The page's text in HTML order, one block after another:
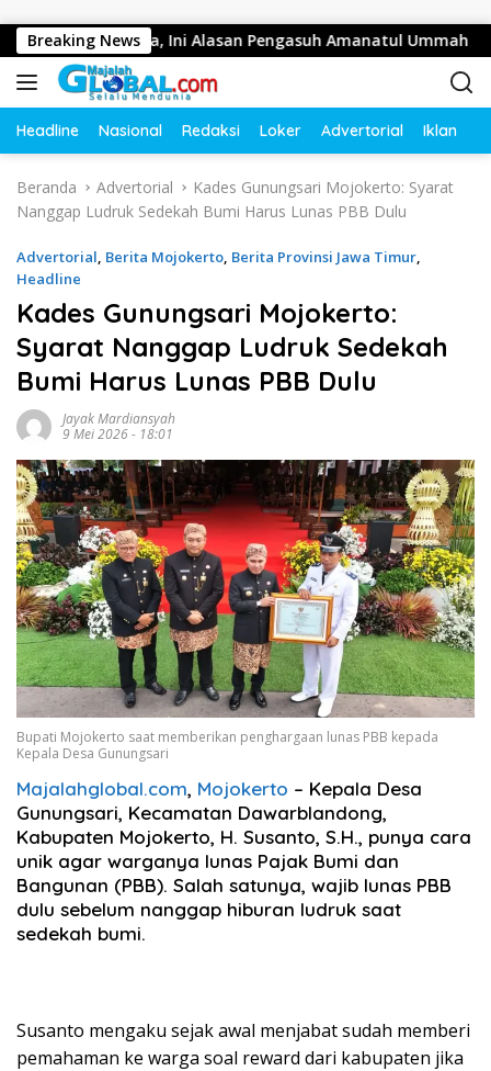
Breaking News
Juta, Ini Alasan Pengasuh Amanatul Ummah
Headline Nasional Redaksi Loker Advertorial Iklan
Beranda Advertorial
Kades Gunungsari Mojokerto: Syarat
Nanggap Ludruk Sedekah Bumi Harus Lunas PBB Dulu
Advertorial, Berita Mojokerto, Berita Provinsi Jawa Timur,
Headline
Kades Gunungsari Mojokerto:
Syarat Nanggap Ludruk Sedekah
Bumi Harus Lunas PBB Dulu
Jayak Mardiansyah
9 Mei 2026 - 18:01
Bupati Mojokerto saat memberikan penghargaan lunas PBB kepada
Kepala Desa Gunungsari
Majalahglobal.com, Mojokerto – Kepala Desa
Gunungsari, Kecamatan Dawarblandong,
Kabupaten Mojokerto, H. Susanto, S.H., punya cara
unik agar warganya lunas Pajak Bumi dan
Bangunan (PBB). Salah satunya, wajib lunas PBB
dulu sebelum nanggap hiburan ludruk saat
sedekah bumi.
Susanto mengaku sejak awal menjabat sudah memberi
pemahaman ke warga soal reward dari kabupaten jika